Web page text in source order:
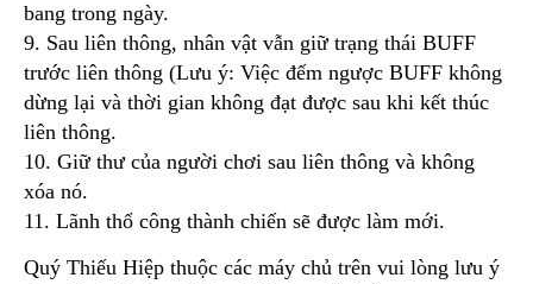
bang trong ngày.
9. Sau liên thông, nhân vật vẫn giữ trạng thái BUFF
trước liên thông (Lưu ý: Việc đếm ngược BUFF không
dừng lại và thời gian không đạt được sau khi kết thúc
liên thông.
10. Giữ thư của người chơi sau liên thông và không
xóa nó.
11. Lãnh thổ công thành chiến sẽ được làm mới.
Quý Thiếu Hiệp thuộc các máy chủ trên vui lòng lưu ý